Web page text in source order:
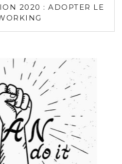
2020 : ADOPTER LE